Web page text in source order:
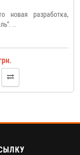
новая разработка,
..